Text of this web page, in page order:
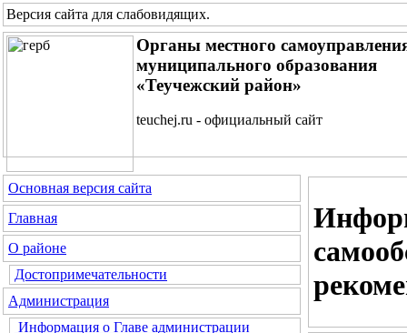
Версия сайта для слабовидящих.
Органы местного
муниципального образования
«Теучежский район»
teuchej.ru - официальный сайт
Основная версия сайта
Главная
О районе
Достопримечательности
Администрация
Информация о Главе администрации